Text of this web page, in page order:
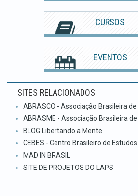
CURSOS
EVENTOS
SITES RELACIONADOS
ABRASCO - Associação Brasileira
ABRASME - Associação Brasileira
BLOG Libertando a Mente
CEBES - Centro Brasileiro de
MAD IN BRASIL
SITE DE PROJETOS DO LAPS